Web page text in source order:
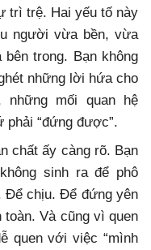
trì trệ. Hai yếu tố này
người vừa bền, vừa
trong. Bạn không
những lời hứa cho
mối quan hệ
phải “đứng được”.
chất ấy càng rõ. Bạn
sinh ra để phô
Để chịu. Để đứng yên
Và cũng vì quen
quen với việc “mình